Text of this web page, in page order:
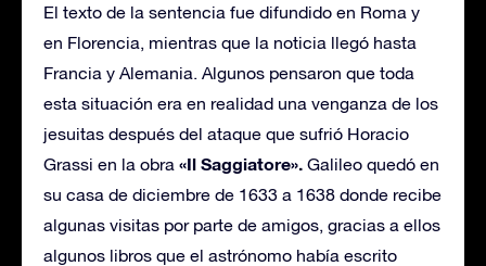
El texto de la sentencia fue difundido en Roma y
en Florencia, mientras que la noticia llegó hasta
Francia y Alemania. Algunos pensaron que toda
esta situación era en realidad una venganza de los
jesuitas después del ataque que sufrió Horacio
Grassi en la obra «Il Saggiatore». Galileo quedó en
su casa de diciembre de 1633 a 1638 donde recibe
algunas visitas por parte de amigos, gracias a ellos
algunos libros que el astrónomo había escrito